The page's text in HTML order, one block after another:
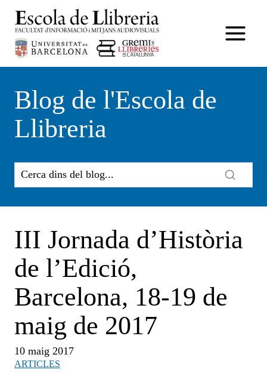
contingut
Blog de l'Escola de
Llibreria
III Jornada d’Història
de l’Edició,
Barcelona, 18-19 de
maig de 2017
10 maig 2017
ARTICLES